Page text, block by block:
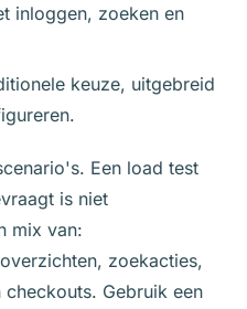
inloggen, zoeken en
keuze, uitgebreid
Een load test
is niet
mix van:
zoekacties,
Gebruik een